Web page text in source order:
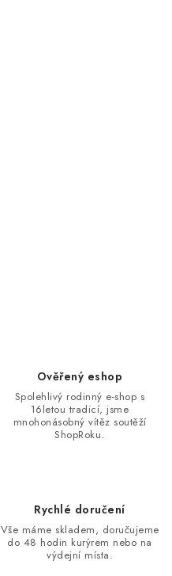
Ověřený eshop
Spolehlivý rodinný e-shop s
16letou tradicí, jsme
mnohonásobný vítěz soutěží
ShopRoku.
Rychlé doručení
Vše máme skladem, doručujeme
do 48 hodin kurýrem nebo na
výdejní místa.